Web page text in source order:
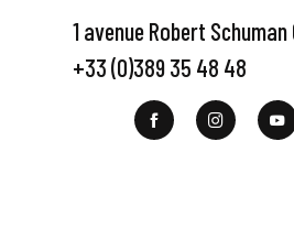
1 avenue Robert Schuman
+33 (0)389 35 48 48